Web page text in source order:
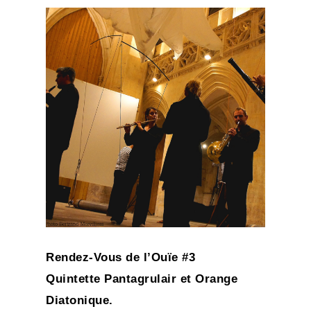
Rendez-Vous de l’Ouïe #3
Quintette Pantagrulair et Orange
Diatonique.